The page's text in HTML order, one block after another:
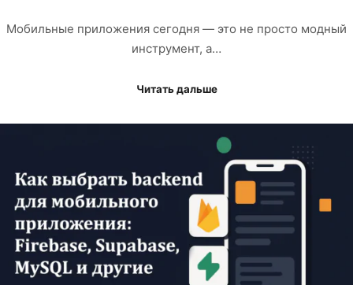
Мобильные приложения сегодня — это не просто модный
инструмент, а…
Читать дальше